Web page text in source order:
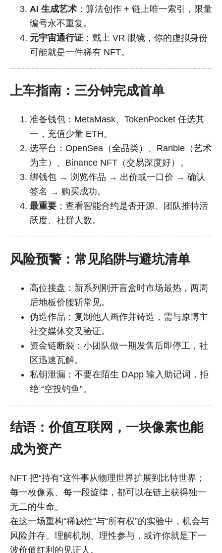
AI 生成艺术 ：算法创作 + 链上唯一索引，限量
编号永不重复。
元宇宙通行证 ：戴上 VR 眼镜，你的虚拟身份
可能就是一件稀有 NFT。
上车指南：三分钟完成首单
准备钱包：MetaMask、TokenPocket 任选其
一，充值少量 ETH。
选平台：OpenSea（全品类）、Rarible（艺术
为主）、Binance NFT（交易深度好）。
绑钱包 → 浏览作品 → 出价或一口价 → 确认
签名 → 购买成功。
最重要 ：查看智能合约是否开源、团队推特活
跃度、社群人数。
风险预警：常见陷阱与避坑清单
高位接盘：新系列刚开盲盒时市场最热，两周
后地板价腰斩常见。
伪造作品：复制他人画作并铸造，需与原博主
社交媒体交叉验证。
资金链断裂：小团队做一期发售后即停工，社
区迅速瓦解。
私钥泄漏：不要在陌生 DApp 输入助记词，拒
绝 “空投钓鱼”。
结语：价值互联网，一块像素也能
成为资产
NFT 把“持有”这件事从物理世界扩展到比特世界；
每一枚像素、每一段旋律，都可以在链上获得独一
无二的生命。
在这一场重构“稀缺性”与“所有权”的实验中，机会与
风险并存。理解机制、理性参与，或许你就是下一
波价值红利的见证人。